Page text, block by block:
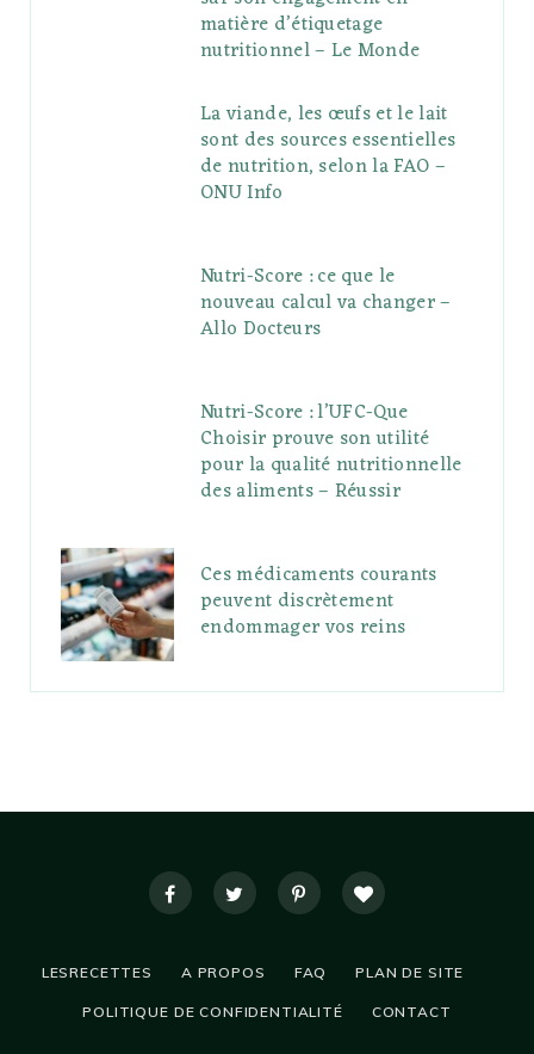
matière d’étiquetage
nutritionnel – Le Monde
La viande, les œufs et le lait
sont des sources essentielles
de nutrition, selon la FAO –
ONU Info
Nutri-Score : ce que le
nouveau calcul va changer –
Allo Docteurs
Nutri-Score : l’UFC-Que
Choisir prouve son utilité
pour la qualité nutritionnelle
des aliments – Réussir
Ces médicaments courants
peuvent discrètement
endommager vos reins
LESRECETTES A PROPOS FAQ PLAN DE SITE
POLITIQUE DE CONFIDENTIALITÉ CONTACT